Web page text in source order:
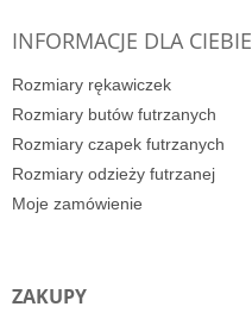
INFORMACJE DLA CIEBIE
Rozmiary rękawiczek
Rozmiary butów futrzanych
Rozmiary czapek futrzanych
Rozmiary odzieży futrzanej
Moje zamówienie
ZAKUPY